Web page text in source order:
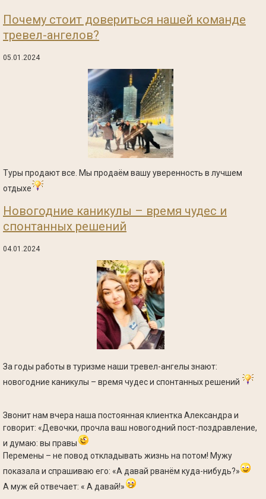
Почему стоит довериться нашей команде
тревел-ангелов?
05.01.2024
Туры продают все. Мы продаём вашу уверенность в лучшем
отдыхе
Новогодние каникулы – время чудес и
спонтанных решений
04.01.2024
За годы работы в туризме наши тревел-ангелы знают:
новогодние каникулы – время чудес и спонтанных решений
Звонит нам вчера наша постоянная клиентка Александра и
говорит: «Девочки, прочла ваш новогодний пост-поздравление,
и думаю: вы правы
Перемены – не повод откладывать жизнь на потом! Мужу
показала и спрашиваю его: «А давай рванём куда-нибудь?»
А муж ей отвечает: « А давай!»